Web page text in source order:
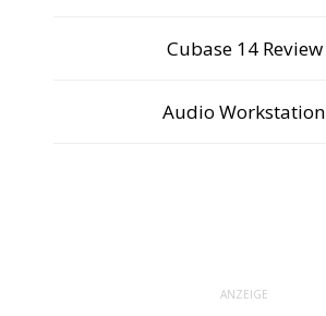
Cubase 14 Review
Audio Workstation
ANZEIGE